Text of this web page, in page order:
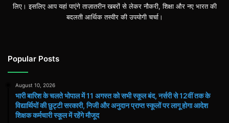
लिए। इसलिए आप यहां पाएंगे ताज़ातरीन खबरों से लेकर नौकरी, शिक्षा और नए भारत की
बदलती आर्थिक तस्वीर की उपयोगी चर्चा।
Popular Posts
August 10, 2026
भारी बारिश के चलते भोपाल में 11 अगस्त को सभी स्कूल बंद, नर्सरी से 12वीं तक के
विद्यार्थियों की छुट्टी सरकारी, निजी और अनुदान प्राप्त स्कूलों पर लागू होगा आदेश
शिक्षक कर्मचारी स्कूल में रहेंगे मौजूद